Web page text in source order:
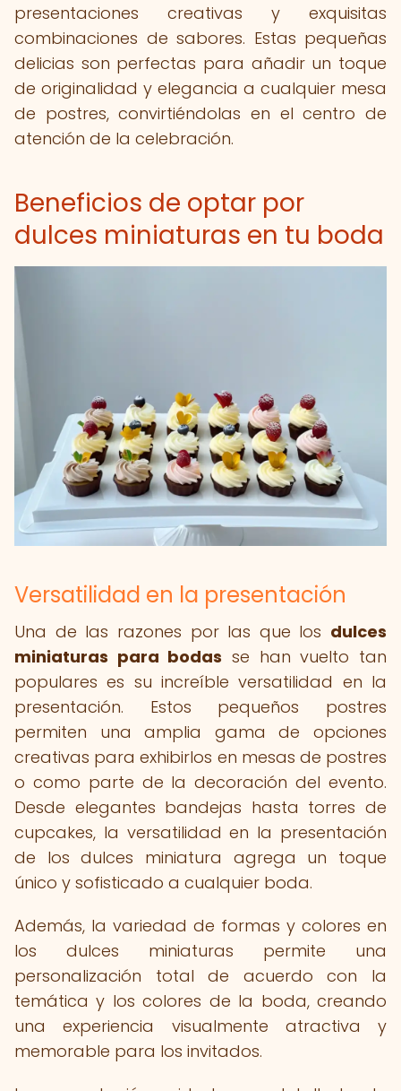
presentaciones creativas y exquisitas
combinaciones de sabores. Estas pequeñas
delicias son perfectas para añadir un toque
de originalidad y elegancia a cualquier mesa
de postres, convirtiéndolas en el centro de
atención de la celebración.
Beneficios de optar por
dulces miniaturas en tu boda
Versatilidad en la presentación
Una de las razones por las que los dulces
miniaturas para bodas se han vuelto tan
populares es su increíble versatilidad en la
presentación. Estos pequeños postres
permiten una amplia gama de opciones
creativas para exhibirlos en mesas de postres
o como parte de la decoración del evento.
Desde elegantes bandejas hasta torres de
cupcakes, la versatilidad en la presentación
de los dulces miniatura agrega un toque
único y sofisticado a cualquier boda.
Además, la variedad de formas y colores en
los dulces miniaturas permite una
personalización total de acuerdo con la
temática y los colores de la boda, creando
una experiencia visualmente atractiva y
memorable para los invitados.